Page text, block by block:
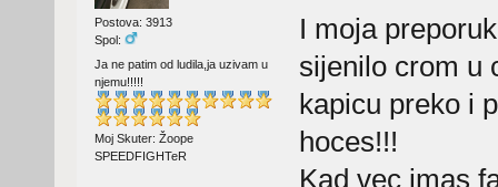
Postova: 3913
Spol:
Ja ne patim od ludila,ja uzivam u
njemu!!!!!
Moj Skuter: Žoope
SPEEDFIGHTeR
I moja
sijenilo crom u
kapicu preko i
hoces!!!
Kad vec imas